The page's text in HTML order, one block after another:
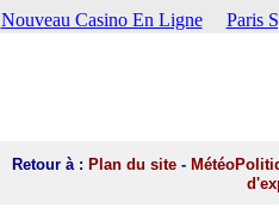
Nouveau Casino En Ligne Paris
Retour à : Plan du site -